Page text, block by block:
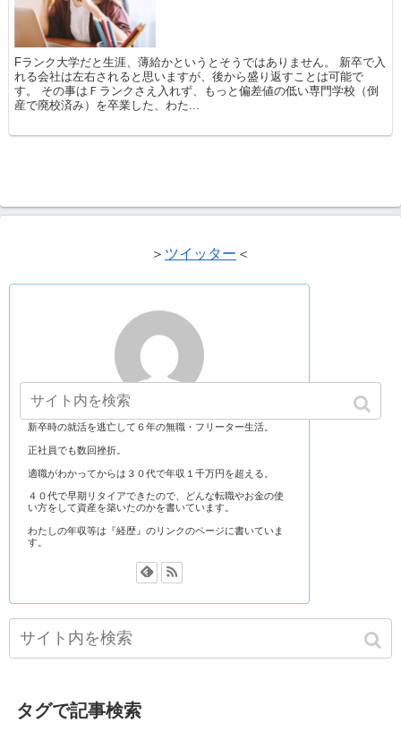
Fランク大学だと生涯、薄給かというとそうではありません。 新卒で入
れる会社は左右されると思いますが、後から盛り返すことは可能で
す。 その事はＦランクさえ入れず、もっと偏差値の低い専門学校（倒
産で廃校済み）を卒業した、わた...
＞ ツイッター ＜
新卒時の就活を逃亡して６年の無職・フリーター生活。
正社員でも数回挫折。
適職がわかってからは３０代で年収１千万円を超える。
４０代で早期リタイアできたので、どんな転職やお金の使
い方をして資産を築いたのかを書いています。
わたしの年収等は『経歴』のリンクのページに書いていま
す。
タグで記事検索